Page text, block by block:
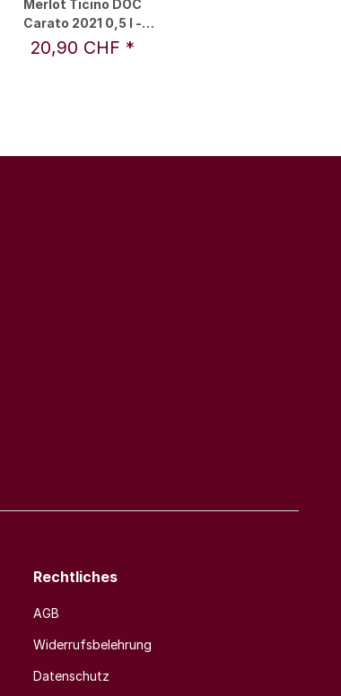
Merlot Ticino DOC
Carato 2021 0,5 l -
Vini & Distillati Angelo
Delea SA
20,90 CHF *
Rechtliches
AGB
Widerrufsbelehrung
Datenschutz